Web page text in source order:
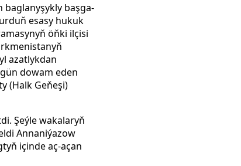
baglanyşykly başga-
esasy hukuk
öňki ilçisi
azatlykdan
dowam eden
(Halk Geňeşi)
Şeýle wakalaryň
Annaniýazow
içinde aç-açan